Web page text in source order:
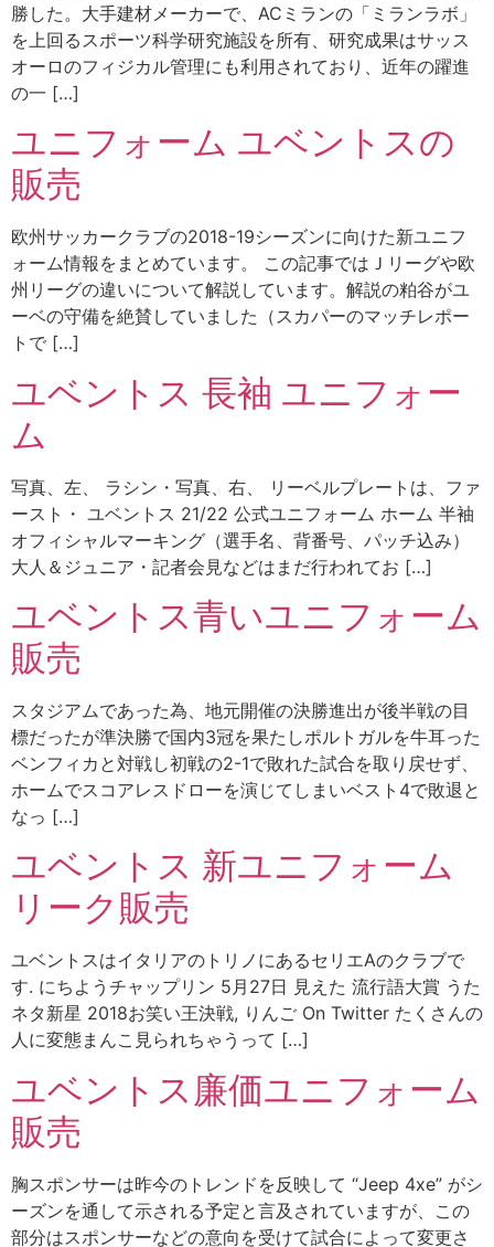
勝した。大手建材メーカーで、ACミランの「ミランラボ」
を上回るスポーツ科学研究施設を所有、研究成果はサッス
オーロのフィジカル管理にも利用されており、近年の躍進
の一 […]
ユニフォーム ユベントスの
販売
欧州サッカークラブの2018-19シーズンに向けた新ユニフ
ォーム情報をまとめています。 この記事ではＪリーグや欧
州リーグの違いについて解説しています。解説の粕谷がユ
ーベの守備を絶賛していました（スカパーのマッチレポー
トで […]
ユベントス 長袖 ユニフォー
ム
写真、左、 ラシン・写真、右、 リーベルプレートは、ファ
ースト・ ユベントス 21/22 公式ユニフォーム ホーム 半袖
オフィシャルマーキング（選手名、背番号、パッチ込み）
大人＆ジュニア・記者会見などはまだ行われてお […]
ユベントス青いユニフォーム
販売
スタジアムであった為、地元開催の決勝進出が後半戦の目
標だったが準決勝で国内3冠を果たしポルトガルを牛耳った
ベンフィカと対戦し初戦の2-1で敗れた試合を取り戻せず、
ホームでスコアレスドローを演じてしまいベスト4で敗退と
なっ […]
ユベントス 新ユニフォーム
リーク販売
ユベントスはイタリアのトリノにあるセリエAのクラブで
す. にちようチャップリン 5月27日 見えた 流行語大賞 うた
ネタ新星 2018お笑い王決戦, りんご On Twitter たくさんの
人に変態まんこ見られちゃうって […]
ユベントス廉価ユニフォーム
販売
胸スポンサーは昨今のトレンドを反映して “Jeep 4xe” がシ
ーズンを通して示される予定と言及されていますが、この
部分はスポンサーなどの意向を受けて試合によって変更さ